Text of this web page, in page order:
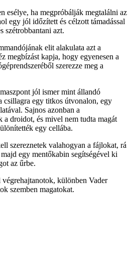
esélye, ha megpróbálják megtalálni az
egy jól időzített és célzott támadással
szétrobbantani azt.
elit alakulata azt a
megbízást kapja, hogy egyenesen a
szerezze meg a
jól ismer mint állandó
csillagra egy titkos útvonalon, egy
Sajnos azonban a
a droidot, és mivel nem tudta magát
egy cellába.
szereznetek valahogyan a fájlokat, rá
egy mentőkabin segítségével ki
az űrbe.
különben Vader
szemben magatokat.